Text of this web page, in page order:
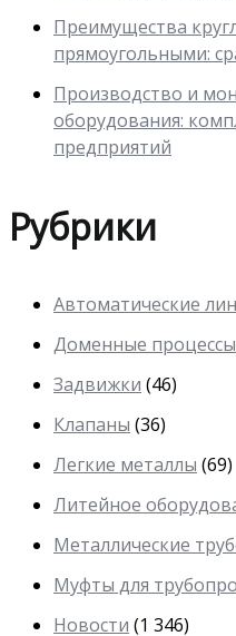
Преимущества
прямоугольными:
Производство и
оборудования:
предприятий
Рубрики
Автоматические
Доменные процессы
Задвижки (46)
Клапаны (36)
Легкие металлы (69)
Литейное
Металлические
Муфты для
Новости (1 346)